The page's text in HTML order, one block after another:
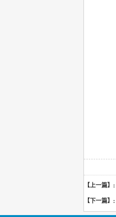
【上一篇】:
【下一篇】: